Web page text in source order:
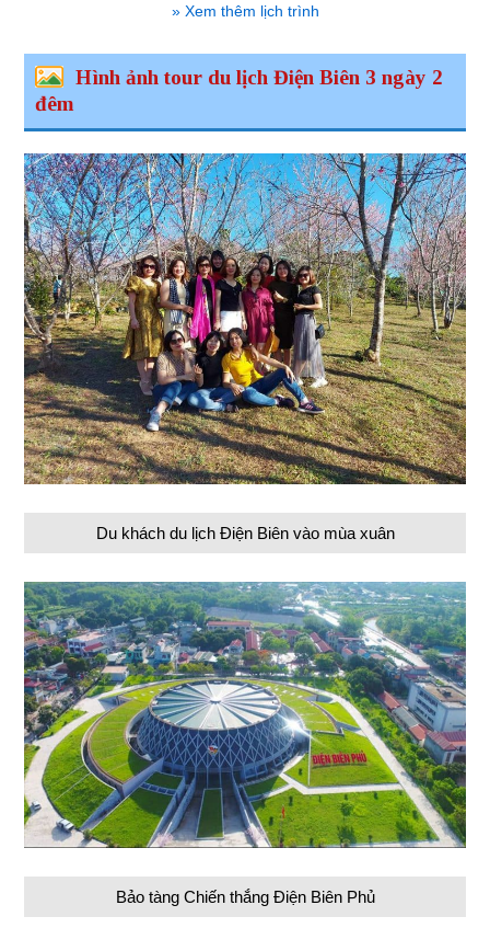
» Xem thêm lịch trình
Hình ảnh tour du lịch Điện Biên 3 ngày 2
đêm
Du khách du lịch Điện Biên vào mùa xuân
Bảo tàng Chiến thắng Điện Biên Phủ